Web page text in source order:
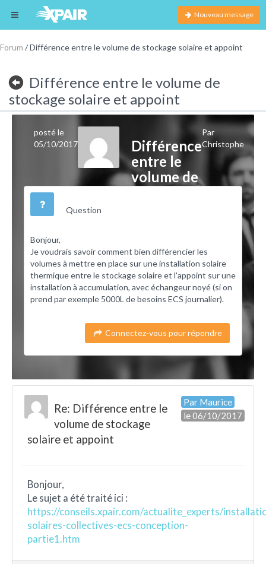
Nouveau message
Forum / Différence entre le volume de stockage solaire et appoint
Différence entre le volume de
stockage solaire et appoint
posté le
05/10/2017
Différence
entre le
volume de
stockage
Par
Christophe
Question
Bonjour,
Je voudrais savoir comment bien différencier les
volumes à mettre en place sur une installation solaire
thermique entre le stockage solaire et l'appoint sur une
installation à accumulation, avec échangeur noyé (si on
prend par exemple 5000L de besoins ECS journalier).
Connectez-vous pour répondre
Par Maurice
le 06/10/2017
Re: Différence entre le
volume de stockage
solaire et appoint
Bonjour,
Le sujet a été traité ici :
https://conseils.xpair.com/actualite_experts/
solaires-collectives-ecs-conception-
partie1.htm